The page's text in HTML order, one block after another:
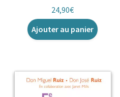
24,90€
Ajouter au panier